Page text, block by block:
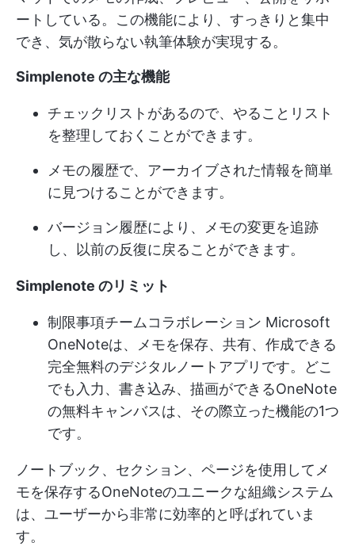
ートしている。この機能により、すっきりと集中
でき、気が散らない執筆体験が実現する。
Simplenote の主な機能
チェックリストがあるので、やることリスト
を整理しておくことができます。
メモの履歴で、アーカイブされた情報を簡単
に見つけることができます。
バージョン履歴により、メモの変更を追跡
し、以前の反復に戻ることができます。
Simplenote のリミット
制限事項チームコラボレーション Microsoft
OneNoteは、メモを保存、共有、作成できる
完全無料のデジタルノートアプリです。どこ
でも入力、書き込み、描画ができるOneNote
の無料キャンバスは、その際立った機能の1つ
です。
ノートブック、セクション、ページを使用してメ
モを保存するOneNoteのユニークな組織システム
は、ユーザーから非常に効率的と呼ばれていま
す。